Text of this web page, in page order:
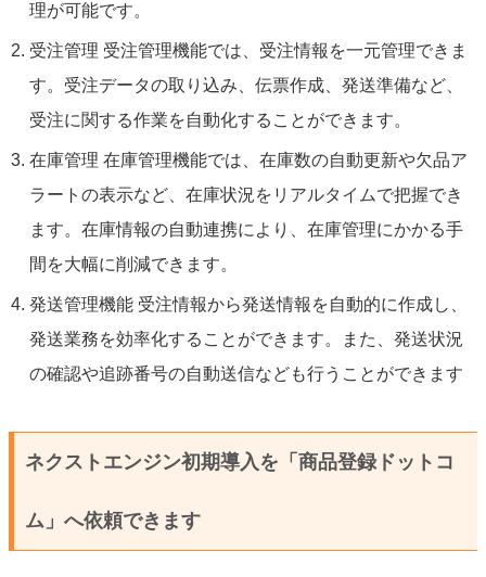
理が可能です。
受注管理 受注管理機能では、受注情報を一元管理できま
す。受注データの取り込み、伝票作成、発送準備など、
受注に関する作業を自動化することができます。
在庫管理 在庫管理機能では、在庫数の自動更新や欠品ア
ラートの表示など、在庫状況をリアルタイムで把握でき
ます。在庫情報の自動連携により、在庫管理にかかる手
間を大幅に削減できます。
発送管理機能 受注情報から発送情報を自動的に作成し、
発送業務を効率化することができます。また、発送状況
の確認や追跡番号の自動送信なども行うことができます
ネクストエンジン初期導入を「商品登録ドットコ
ム」へ依頼できます